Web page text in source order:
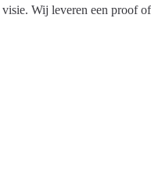
Wij leveren een proof